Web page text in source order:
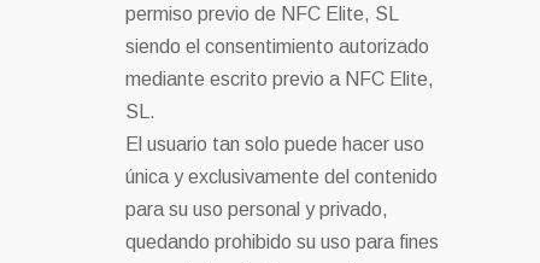
permiso previo de NFC Elite, SL
siendo el consentimiento autorizado
mediante escrito previo a NFC Elite,
SL.
El usuario tan solo puede hacer uso
única y exclusivamente del contenido
para su uso personal y privado,
quedando prohibido su uso para fines